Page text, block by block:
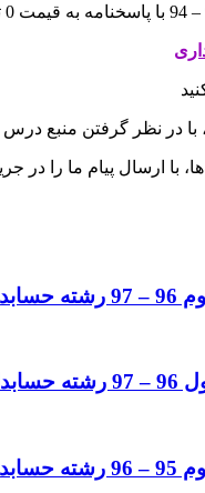
با در نظر گرفتن منبع
ارسال پیام ما را در